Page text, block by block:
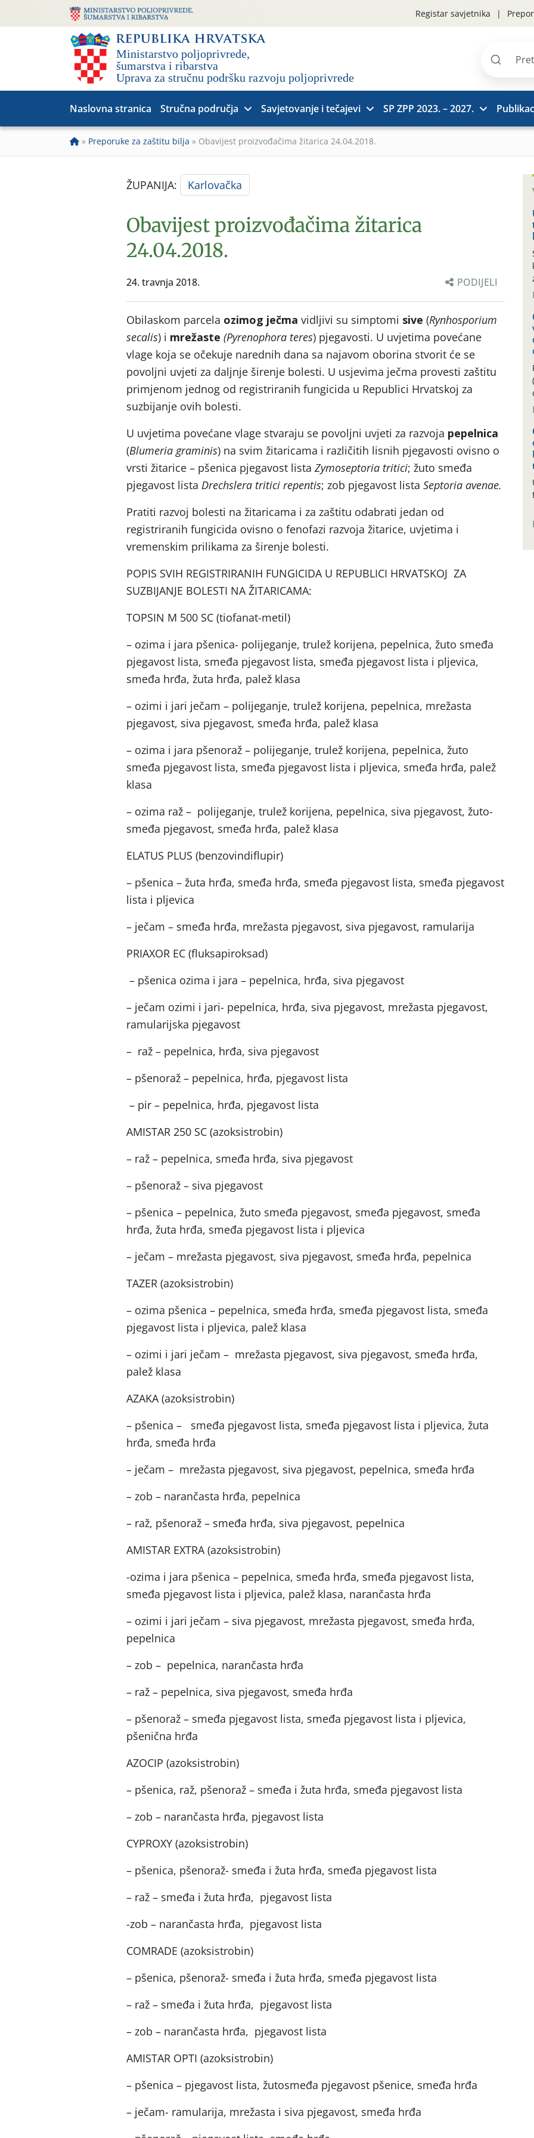
Registar savjetnika
Pretraži
Naslovna stranica Stručna područja Savjetovanje i tečajevi SP ZPP 2023. – 2027.
» Preporuke za zaštitu bilja » Obavijest proizvođačima žitarica 24.04.2018.
ŽUPANIJA: Karlovačka
Obavijest proizvođačima žitarica
24.04.2018.
24. travnja 2018. PODIJELI
Obilaskom parcela ozimog ječma vidljivi su simptomi sive (Rynhosporium
secalis) i mrežaste (Pyrenophora teres) pjegavosti. U uvjetima povećane
vlage koja se očekuje narednih dana sa najavom oborina stvorit će se
povoljni uvjeti za daljnje širenje bolesti. U usjevima ječma provesti zaštitu
primjenom jednog od registriranih fungicida u Republici Hrvatskoj za
suzbijanje ovih bolesti.
U uvjetima povećane vlage stvaraju se povoljni uvjeti za razvoja pepelnica
(Blumeria graminis) na svim žitaricama i različitih lisnih pjegavosti ovisno o
vrsti žitarice – pšenica pjegavost lista Zymoseptoria tritici; žuto smeđa
pjegavost lista Drechslera tritici repentis; zob pjegavost lista Septoria avenae.
Pratiti razvoj bolesti na žitaricama i za zaštitu odabrati jedan od
registriranih fungicida ovisno o fenofazi razvoja žitarice, uvjetima i
vremenskim prilikama za širenje bolesti.
POPIS SVIH REGISTRIRANIH FUNGICIDA U REPUBLICI HRVATSKOJ ZA
SUZBIJANJE BOLESTI NA ŽITARICAMA:
TOPSIN M 500 SC (tiofanat-metil)
– ozima i jara pšenica- polijeganje, trulež korijena, pepelnica, žuto smeđa
pjegavost lista, smeđa pjegavost lista, smeđa pjegavost lista i pljevica,
smeđa hrđa, žuta hrđa, palež klasa
– ozimi i jari ječam – polijeganje, trulež korijena, pepelnica, mrežasta
pjegavost, siva pjegavost, smeđa hrđa, palež klasa
– ozima i jara pšenoraž – polijeganje, trulež korijena, pepelnica, žuto
smeđa pjegavost lista, smeđa pjegavost lista i pljevica, smeđa hrđa, palež
klasa
– ozima raž – polijeganje, trulež korijena, pepelnica, siva pjegavost, žuto-
smeđa pjegavost, smeđa hrđa, palež klasa
ELATUS PLUS (benzovindiflupir)
– pšenica – žuta hrđa, smeđa hrđa, smeđa pjegavost lista, smeđa pjegavost
lista i pljevica
– ječam – smeđa hrđa, mrežasta pjegavost, siva pjegavost, ramularija
PRIAXOR EC (fluksapiroksad)
– pšenica ozima i jara – pepelnica, hrđa, siva pjegavost
– ječam ozimi i jari- pepelnica, hrđa, siva pjegavost, mrežasta pjegavost,
ramularijska pjegavost
– raž – pepelnica, hrđa, siva pjegavost
– pšenoraž – pepelnica, hrđa, pjegavost lista
– pir – pepelnica, hrđa, pjegavost lista
AMISTAR 250 SC (azoksistrobin)
– raž – pepelnica, smeđa hrđa, siva pjegavost
– pšenoraž – siva pjegavost
– pšenica – pepelnica, žuto smeđa pjegavost, smeđa pjegavost, smeđa
hrđa, žuta hrđa, smeđa pjegavost lista i pljevica
– ječam – mrežasta pjegavost, siva pjegavost, smeđa hrđa, pepelnica
TAZER (azoksistrobin)
– ozima pšenica – pepelnica, smeđa hrđa, smeđa pjegavost lista, smeđa
pjegavost lista i pljevica, palež klasa
– ozimi i jari ječam – mrežasta pjegavost, siva pjegavost, smeđa hrđa,
palež klasa
AZAKA (azoksistrobin)
– pšenica – smeđa pjegavost lista, smeđa pjegavost lista i pljevica, žuta
hrđa, smeđa hrđa
– ječam – mrežasta pjegavost, siva pjegavost, pepelnica, smeđa hrđa
– zob – narančasta hrđa, pepelnica
– raž, pšenoraž – smeđa hrđa, siva pjegavost, pepelnica
AMISTAR EXTRA (azoksistrobin)
-ozima i jara pšenica – pepelnica, smeđa hrđa, smeđa pjegavost lista,
smeđa pjegavost lista i pljevica, palež klasa, narančasta hrđa
– ozimi i jari ječam – siva pjegavost, mrežasta pjegavost, smeđa hrđa,
pepelnica
– zob – pepelnica, narančasta hrđa
– raž – pepelnica, siva pjegavost, smeđa hrđa
– pšenoraž – smeđa pjegavost lista, smeđa pjegavost lista i pljevica,
pšenična hrđa
AZOCIP (azoksistrobin)
– pšenica, raž, pšenoraž – smeđa i žuta hrđa, smeđa pjegavost lista
– zob – narančasta hrđa, pjegavost lista
CYPROXY (azoksistrobin)
– pšenica, pšenoraž- smeđa i žuta hrđa, smeđa pjegavost lista
– raž – smeđa i žuta hrđa, pjegavost lista
-zob – narančasta hrđa, pjegavost lista
COMRADE (azoksistrobin)
– pšenica, pšenoraž- smeđa i žuta hrđa, smeđa pjegavost lista
– raž – smeđa i žuta hrđa, pjegavost lista
– zob – narančasta hrđa, pjegavost lista
AMISTAR OPTI (azoksistrobin)
– pšenica – pjegavost lista, žutosmeđa pjegavost pšenice, smeđa hrđa
– ječam- ramularija, mrežasta i siva pjegavost, smeđa hrđa